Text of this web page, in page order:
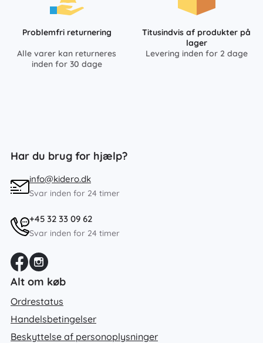
Problemfri returnering
Alle varer kan returneres
inden for 30 dage
Titusindvis af produkter på
lager
Levering inden for 2 dage
Har du brug for hjælp?
info@kidero.dk
Svar inden for 24 timer
+45 32 33 09 62
Svar inden for 24 timer
Alt om køb
Ordrestatus
Handelsbetingelser
Beskyttelse af personoplysninger